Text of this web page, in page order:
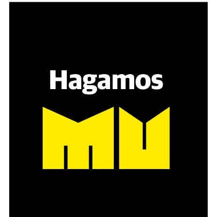
es a través del interrogante, que puedan encarnar la
pregunta», comparte Gonzalo, de 41 años.